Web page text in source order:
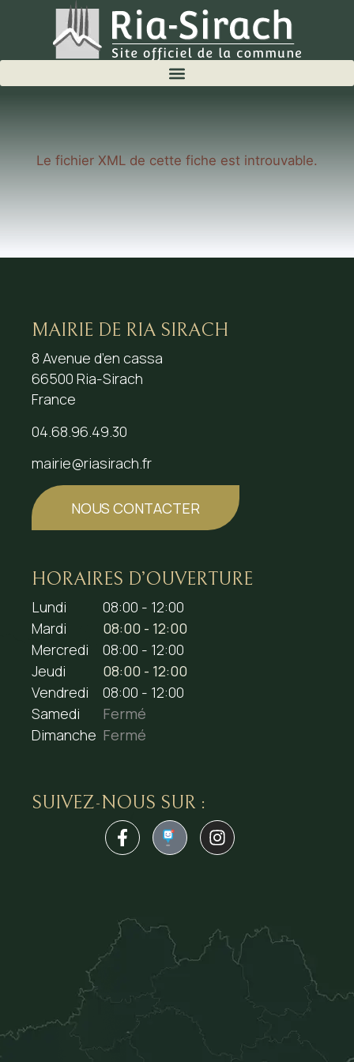
Le fichier XML de cette fiche est introuvable.
MAIRIE DE RIA SIRACH
8 Avenue d’en cassa
66500 Ria-Sirach
France
04.68.96.49.30
mairie@riasirach.fr
NOUS CONTACTER
HORAIRES D’OUVERTURE
Lundi
08:00 - 12:00
Mardi
08:00 - 12:00
Mercredi
08:00 - 12:00
Jeudi
08:00 - 12:00
Vendredi
08:00 - 12:00
Samedi
Fermé
Dimanche Fermé
SUIVEZ-NOUS SUR :
1